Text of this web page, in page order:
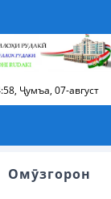
, Ҷумъа, 07-август
Омӯзгорон